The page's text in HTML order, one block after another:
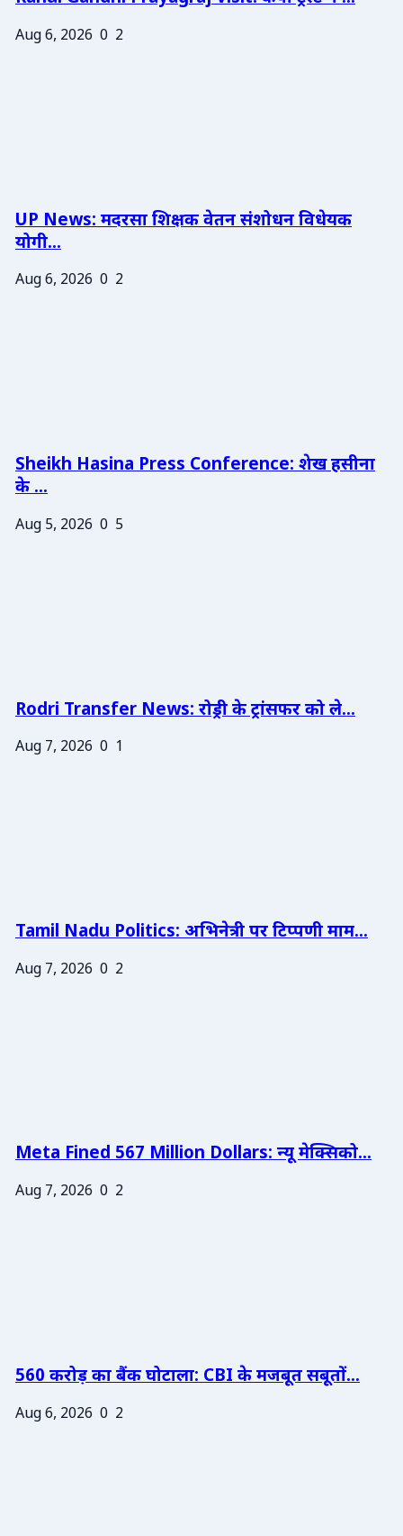
Aug 6, 2026 0 2
UP News: मदरसा शिक्षक वेतन संशोधन विधेयक
योगी...
Aug 6, 2026 0 2
Sheikh Hasina Press Conference: शेख हसीना
के ...
Aug 5, 2026 0 5
Rodri Transfer News: रोड्री के ट्रांसफर को ले...
Aug 7, 2026 0 1
Tamil Nadu Politics: अभिनेत्री पर टिप्पणी माम...
Aug 7, 2026 0 2
Meta Fined 567 Million Dollars: न्यू मेक्सिको...
Aug 7, 2026 0 2
560 करोड़ का बैंक घोटाला: CBI के मजबूत सबूतों...
Aug 6, 2026 0 2